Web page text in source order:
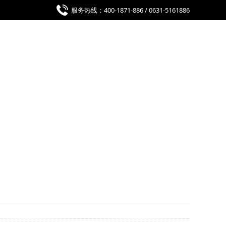
服务热线：400-1871-886 / 0631-5161886